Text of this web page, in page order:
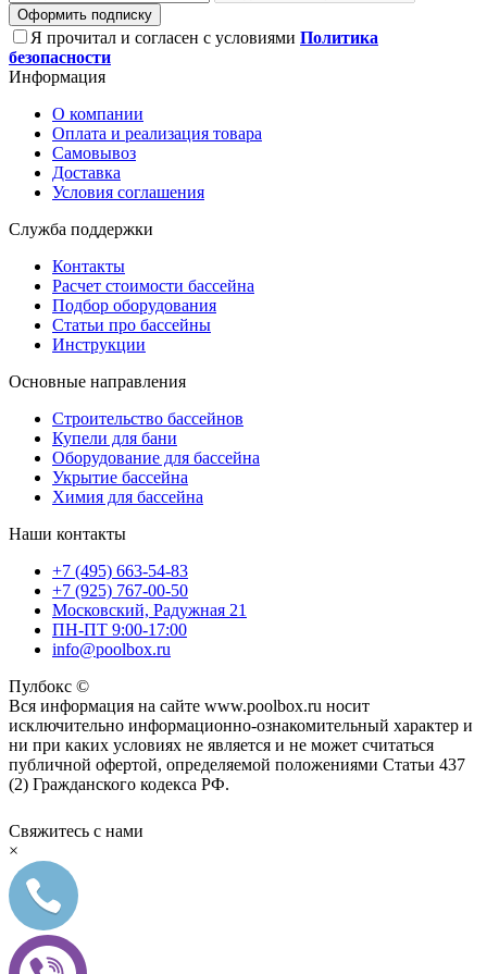
Оформить подписку
Я прочитал и согласен с условиями Политика
безопасности
Информация
О компании
Оплата и реализация товара
Самовывоз
Доставка
Условия соглашения
Служба поддержки
Контакты
Расчет стоимости бассейна
Подбор оборудования
Статьи про бассейны
Инструкции
Основные направления
Строительство бассейнов
Купели для бани
Оборудование для бассейна
Укрытие бассейна
Химия для бассейна
Наши контакты
+7 (495) 663-54-83
+7 (925) 767-00-50
Московский, Радужная 21
ПН-ПТ 9:00-17:00
info@poolbox.ru
Пулбокс ©
Вся информация на сайте www.poolbox.ru носит
исключительно информационно-ознакомительный характер и
ни при каких условиях не является и не может считаться
публичной офертой, определяемой положениями Статьи 437
(2) Гражданского кодекса РФ.
Свяжитесь с нами
×